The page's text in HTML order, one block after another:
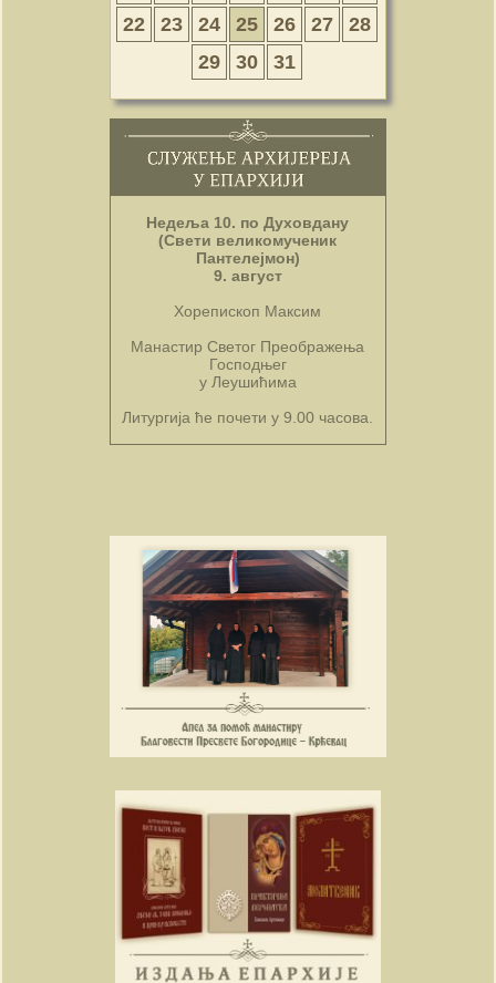
22
23 24 25 26 27
28
29
30 31
Недеља 10. по Духовдану
(Свети великомученик
Пантелејмон)
9. август
Хорепископ Максим
Манастир Светог Преображења
Господњег
у Леушићима
Литургија ће почети у 9.00 часова.